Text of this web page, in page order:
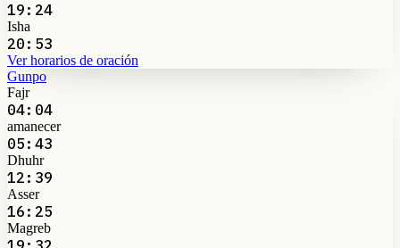
19:24
Isha
20:53
Ver horarios de oración
Gunpo
Fajr
04:04
amanecer
05:43
Dhuhr
12:39
Asser
16:25
Magreb